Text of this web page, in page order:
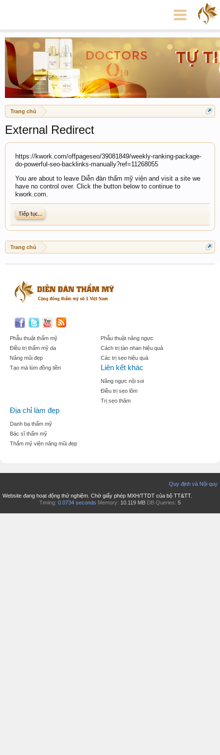
Trang chủ
External Redirect
https://kwork.com/offpageseo/39081849/weekly-ranking-package-
do-powerful-seo-backlinks-manually?ref=11268055
You are about to leave Diễn đàn thẩm mỹ viện and visit a site we
have no control over. Click the button below to continue to
kwork.com.
Tiếp tục...
Trang chủ
Phẫu thuật thẩm mỹ
Điều trị thẩm mỹ da
Nâng mũi đẹp
Tạo mà lúm đồng tiền
Phẫu thuật nâng ngực
Cách trị tàn nhan hiệu quả
Các trị sẹo hiệu quả
Liên kết khác
Nâng ngực nội soi
Điều trị sẹo lõm
Trị sẹo thâm
Địa chỉ làm đẹp
Danh bạ thẩm mỹ
Bác sĩ thẩm mỹ
Thẩm mỹ viện nâng mũi đẹp
Quy định và Nội quy
Website đang hoạt động thử nghiệm. Chờ giấy phép MXH/TTDT của bộ TT&TT.
Timing: 0.0734 seconds Memory: 10.119 MB DB Queries: 5